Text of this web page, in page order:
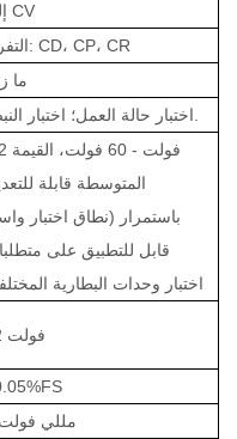
إلى CV
التفريغ: CD، CP، CR
ما
اختبار حالة العمل؛ اختبار النبض.
0.2
المتوسطة قابلة
باستمرار (نطاق اختبار
قابل للتطبيق على
اختبار وحدات البطارية
12 فولت
1 مللي فولت